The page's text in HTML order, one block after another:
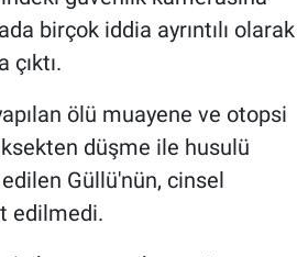
birçok iddia ayrıntılı olarak
çıktı.
ölü muayene ve otopsi
düşme ile husulü
Güllü'nün, cinsel
edilmedi.